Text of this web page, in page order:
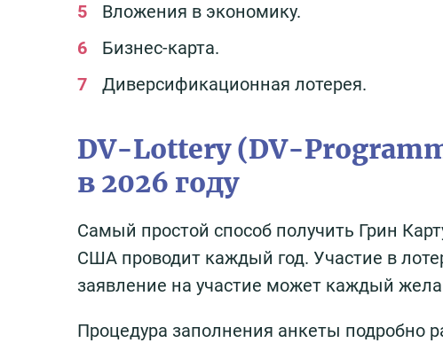
Вложения в экономику.
Бизнес-карта.
Диверсификационная лотерея.
DV-Lottery (DV-
в 2026 году
Самый простой способ получить Грин
США проводит каждый год. Участие в
заявление на участие может каждый
Процедура заполнения анкеты подробно